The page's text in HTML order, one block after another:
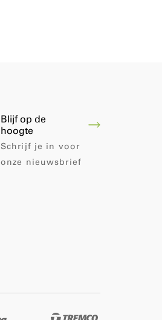
Blijf op de
hoogte
Schrijf je in voor
onze nieuwsbrief